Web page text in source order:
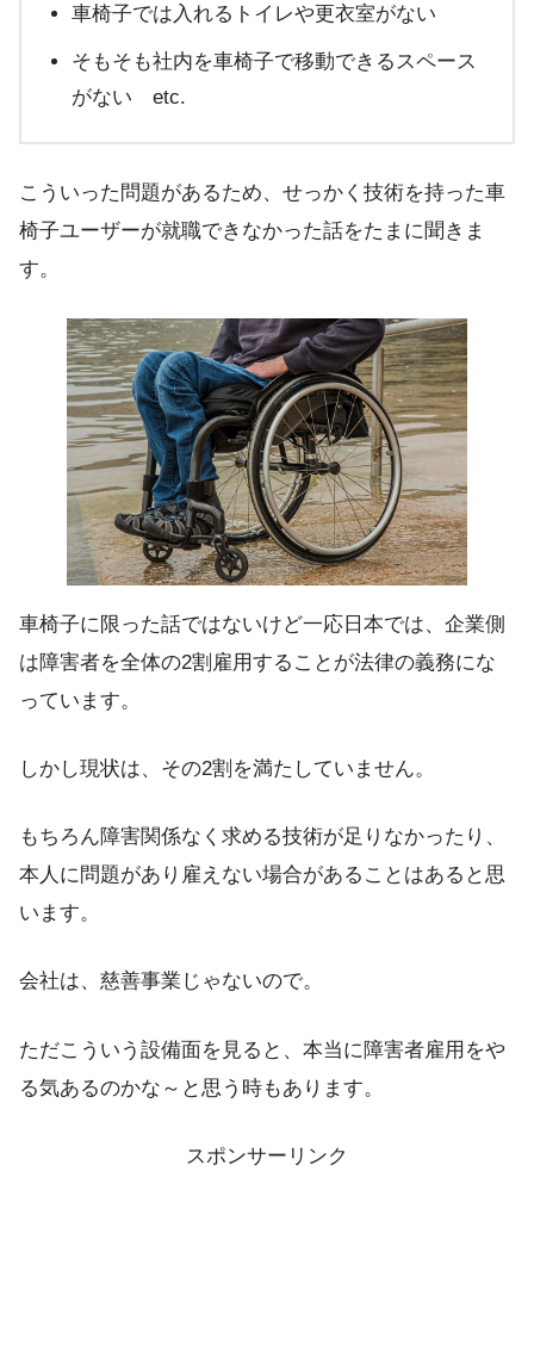
車椅子では入れるトイレや更衣室がない
そもそも社内を車椅子で移動できるスペース
がない etc.
こういった問題があるため、せっかく技術を持った車
椅子ユーザーが就職できなかった話をたまに聞きま
す。
車椅子に限った話ではないけど一応日本では、企業側
は障害者を全体の2割雇用することが法律の義務にな
っています。
しかし現状は、その2割を満たしていません。
もちろん障害関係なく求める技術が足りなかったり、
本人に問題があり雇えない場合があることはあると思
います。
会社は、慈善事業じゃないので。
ただこういう設備面を見ると、本当に障害者雇用をや
る気あるのかな～と思う時もあります。
スポンサーリンク